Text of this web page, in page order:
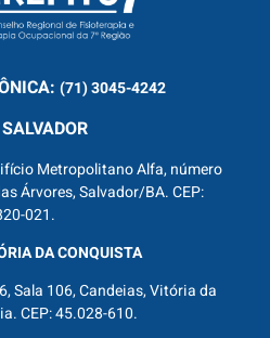
(71) 3045-4242
Metropolitano Alfa, número
Árvores, Salvador/BA. CEP:
021.
DA CONQUISTA
Sala 106, Candeias, Vitória da
CEP: 45.028-610.